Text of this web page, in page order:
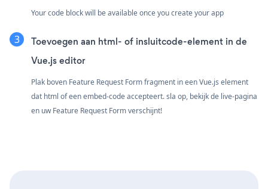
Your code block will be available once you create your app
Toevoegen aan html- of insluitcode-element in de
Vue.js editor
Plak boven Feature Request Form fragment in een Vue.js element
dat html of een embed-code accepteert. sla op, bekijk de live-pagina
en uw Feature Request Form verschijnt!